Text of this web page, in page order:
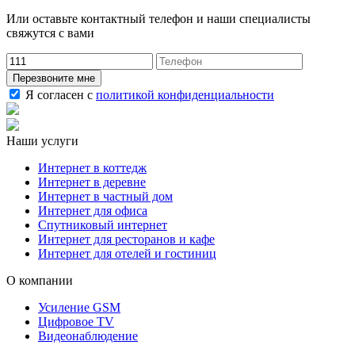
Или оставьте контактный телефон и наши специалисты
свяжутся с вами
Перезвоните мне
Я согласен с политикой конфиденциальности
Наши услуги
Интернет в коттедж
Интернет в деревне
Интернет в частный дом
Интернет для офиса
Спутниковый интернет
Интернет для ресторанов и кафе
Интернет для отелей и гостиниц
О компании
Усиление GSM
Цифровое TV
Видеонаблюдение